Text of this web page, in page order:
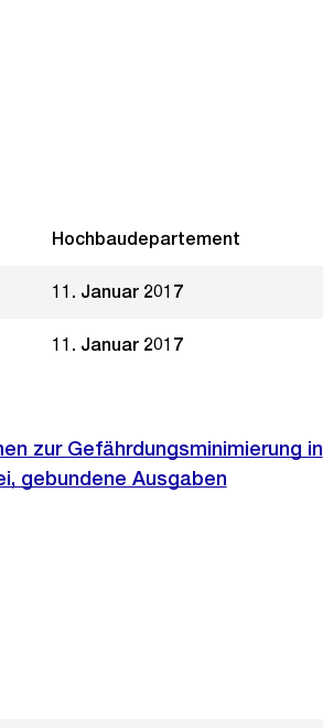
Hochbaudepartement
11. Januar 2017
11. Januar 2017
zur Gefährdungsminimierung in
gebundene Ausgaben